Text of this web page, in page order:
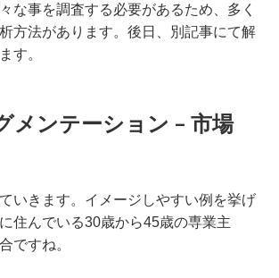
な事を調査する必要があるため、多く
方法があります。後日、別記事にて解
す。
メンテーション – 市場
いきます。イメージしやすい例を挙げ
住んでいる30歳から45歳の専業主
ですね。